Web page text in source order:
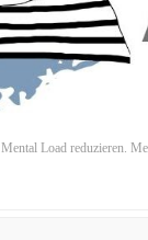
Mental Load reduzieren.